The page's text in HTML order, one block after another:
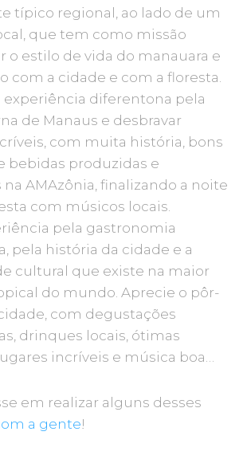
típico regional, ao lado de um
que tem como missão
o estilo de vida do manauara e
com a cidade e com a floresta.
experiência diferentona pela
de Manaus e desbravar
com muita história, bons
bebidas produzidas e
na AMAzônia, finalizando a noite
com músicos locais.
pela gastronomia
pela história da cidade e a
cultural que existe na maior
do mundo. Aprecie o pôr-
com degustações
drinques locais, ótimas
incríveis e música boa…
em realizar alguns desses
a gente!